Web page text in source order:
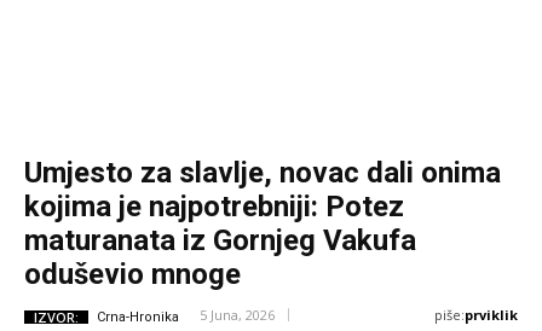
Umjesto za slavlje, novac dali onima
kojima je najpotrebniji: Potez
maturanata iz Gornjeg Vakufa
oduševio mnoge
IZVOR: Crna-Hronika 5 Juna, 2026 piše:prviklik